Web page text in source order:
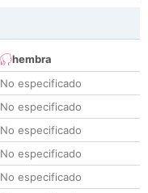
hembra
No especificado
No especificado
No especificado
No especificado
No especificado